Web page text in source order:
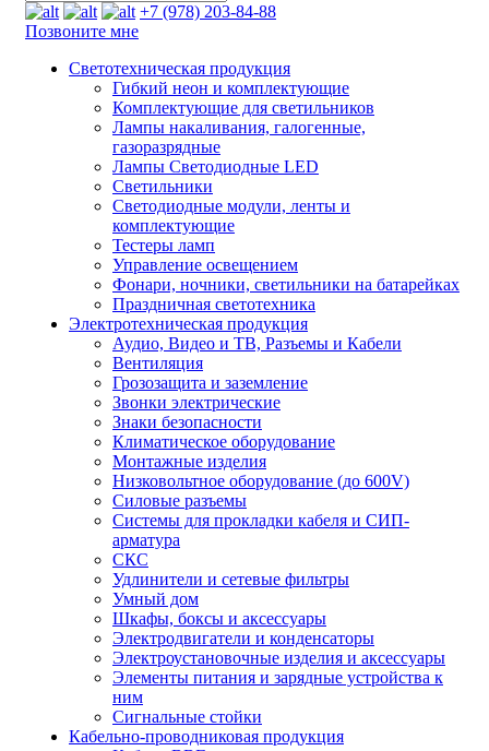
+7 (978) 203-84-88
Позвоните мне
Светотехническая продукция
Гибкий неон и комплектующие
Комплектующие для светильников
Лампы накаливания, галогенные,
газоразрядные
Лампы Светодиодные LED
Светильники
Светодиодные модули, ленты и
комплектующие
Тестеры ламп
Управление освещением
Фонари, ночники, светильники на батарейках
Праздничная светотехника
Электротехническая продукция
Аудио, Видео и ТВ, Разъемы и Кабели
Вентиляция
Грозозащита и заземление
Звонки электрические
Знаки безопасности
Климатическое оборудование
Монтажные изделия
Низковольтное оборудование (до 600V)
Силовые разъемы
Системы для прокладки кабеля и СИП-
арматура
СКС
Удлинители и сетевые фильтры
Умный дом
Шкафы, боксы и аксессуары
Электродвигатели и конденсаторы
Электроустановочные изделия и аксессуары
Элементы питания и зарядные устройства к
ним
Сигнальные стойки
Кабельно-проводниковая продукция